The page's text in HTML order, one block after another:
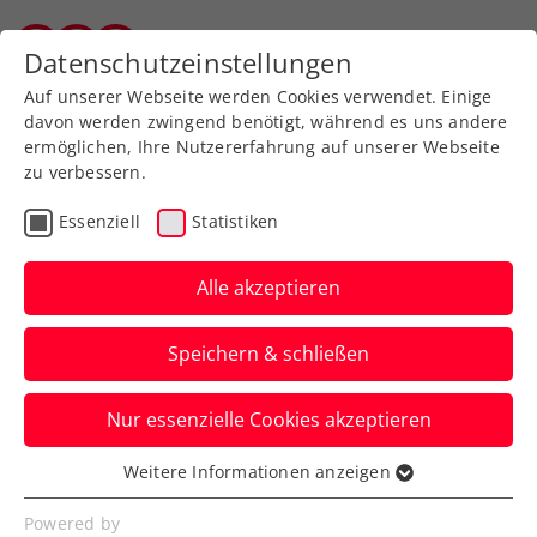
Zurück zur Newsübersicht
Wochenvorschau
Woche 37/2025: Wer?
Wann? Wo?
David Pichler eroberte zuletzt zwei
Challenger-Doppeltitel in Sofia und
Cassis.
Verfasst von: , 07.09.2025
Datenschutzeinstellungen
Auf unserer Webseite werden Cookies verwendet. Einige
davon werden zwingend benötigt, während es uns andere
ermöglichen, Ihre Nutzererfahrung auf unserer Webseite
zu verbessern.
Essenziell Statistiken
Alle akzeptieren
Speichern & schließen
Nur essenzielle Cookies akzeptieren
Essenziell
Essenzielle Cookies werden für grundlegende
Weitere Informationen anzeigen
Powered by